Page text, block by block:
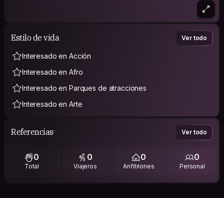
Estilo de vida Ver todo
Interesado en Acción
Interesado en Afro
Interesado en Parques de atracciones
Interesado en Arte
Referencias Ver todo
0
Total
0
Viajeros
0
Anfitriones
0
Personal